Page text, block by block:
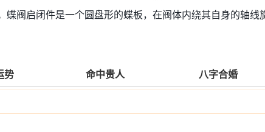
蝶阀启闭件是一个圆盘形的蝶板，在阀体内绕其自身的轴线
势 命中贵人 八字合婚